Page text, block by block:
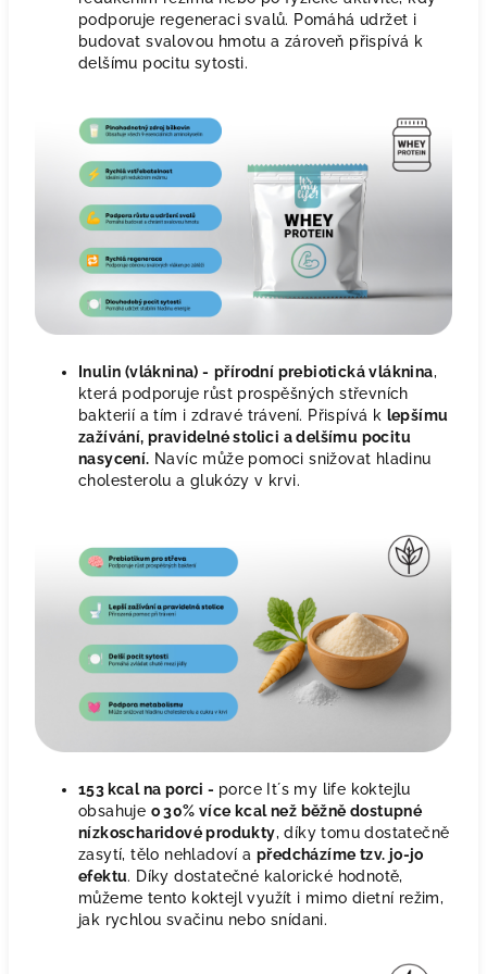
podporuje regeneraci svalů. Pomáhá udržet i
budovat svalovou hmotu a zároveň přispívá k
delšímu pocitu sytosti.
Inulin (vláknina) - přírodní prebiotická vláknina,
která podporuje růst prospěšných střevních
bakterií a tím i zdravé trávení. Přispívá k lepšímu
zažívání, pravidelné stolici a delšímu pocitu
nasycení. Navíc může pomoci snižovat hladinu
cholesterolu a glukózy v krvi.
153 kcal na porci - porce It´s my life koktejlu
obsahuje o 30% více kcal než běžně dostupné
nízkoscharidové produkty, díky tomu dostatečně
zasytí, tělo nehladoví a předcházíme tzv. jo-jo
efektu. Díky dostatečné kalorické hodnotě,
můžeme tento koktejl využít i mimo dietní režim,
jak rychlou svačinu nebo snídani.